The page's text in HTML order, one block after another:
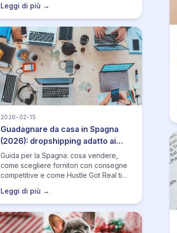
scalare con meno incidenti.
Leggi di più →
2026-02-15
Guadagnare da casa in Spagna
(2026): dropshipping adatto ai
clienti spagnoli
Guida per la Spagna: cosa vendere,
come scegliere fornitori con consegne
competitive e come Hustle Got Real ti
automazione.
Leggi di più →